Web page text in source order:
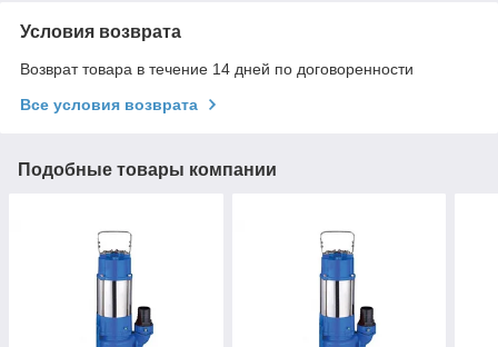
Условия возврата
Возврат товара в течение 14 дней по договоренности
Все условия возврата
Подобные товары компании